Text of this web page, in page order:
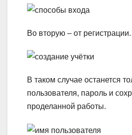
Во вторую – от регистрации.
В таком случае останется
пользователя, пароль и
проделанной работы.